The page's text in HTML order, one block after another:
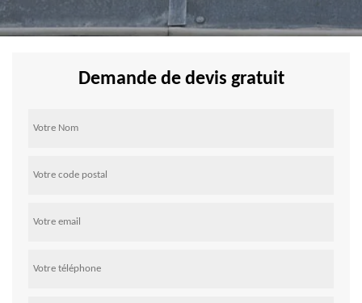
Demande de devis gratuit